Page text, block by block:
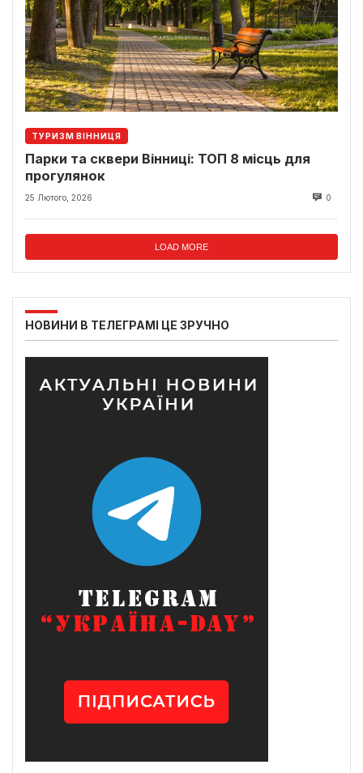
ТУРИЗМ ВІННИЦЯ
Парки та сквери Вінниці: ТОП 8 місць для
прогулянок
25 Лютого, 2026 0
LOAD MORE
НОВИНИ В ТЕЛЕГРАМІ ЦЕ ЗРУЧНО